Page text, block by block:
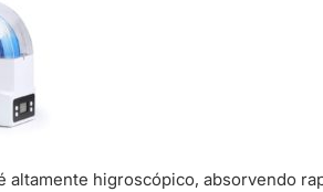
altamente higroscópico, absorvendo